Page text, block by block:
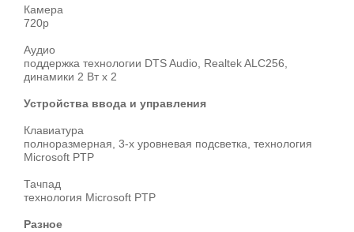
Камера
720p
Аудио
поддержка технологии DTS Audio, Realtek ALC256,
динамики 2 Вт x 2
Устройства ввода и управления
Клавиатура
полноразмерная, 3-х уровневая подсветка, технология
Microsoft PTP
Тачпад
технология Microsoft PTP
Разное